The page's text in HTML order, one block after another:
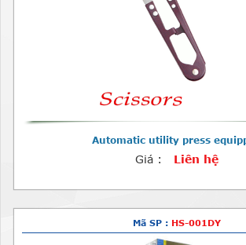
Automatic utility press
Giá : Liên hệ
Mã SP : HS-001DY